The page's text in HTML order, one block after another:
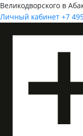
Великодворского в
Личный кабинет +7